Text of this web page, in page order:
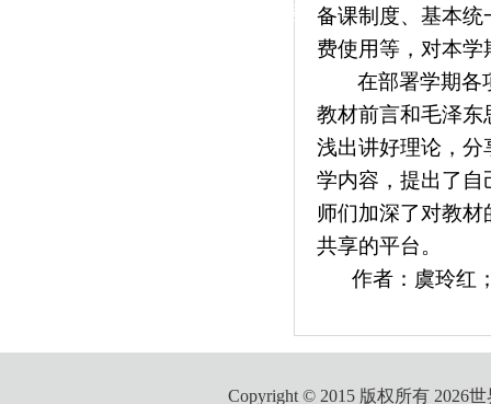
工会活动
备课制度、基本统
费使用等，对本
在部署学期各
教材前言和毛泽东
浅出讲好理论，分
学内容，提出了自
师们加深了对教
共享的平台。
作者：虞玲红
Copyright © 2015 版权所有 2026